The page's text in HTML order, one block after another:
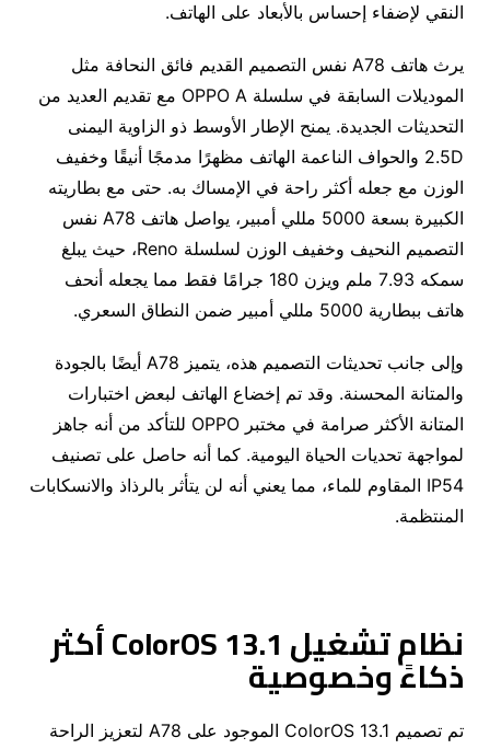
النقي لإضفاء إحساس بالأبعاد على الهاتف.
يرث هاتف A78 نفس التصميم القديم فائق النحافة مثل
الموديلات السابقة في سلسلة OPPO A مع تقديم العديد من
التحديثات الجديدة. يمنح الإطار الأوسط ذو الزاوية اليمنى
2.5D والحواف الناعمة الهاتف مظهرًا مدمجًا أنيقًا وخفيف
الوزن مع جعله أكثر راحة في الإمساك به. حتى مع بطاريته
الكبيرة بسعة 5000 مللي أمبير، يواصل هاتف A78 نفس
التصميم النحيف وخفيف الوزن لسلسلة Reno، حيث يبلغ
سمكه 7.93 ملم ويزن 180 جرامًا فقط مما يجعله أنحف
هاتف ببطارية 5000 مللي أمبير ضمن النطاق السعري.
وإلى جانب تحديثات التصميم هذه، يتميز A78 أيضًا بالجودة
والمتانة المحسنة. وقد تم إخضاع الهاتف لبعض اختبارات
المتانة الأكثر صرامة في مختبر OPPO للتأكد من أنه جاهز
لمواجهة تحديات الحياة اليومية. كما أنه حاصل على تصنيف
IP54 المقاوم للماء، مما يعني أنه لن يتأثر بالرذاذ والانسكابات
المنتظمة.
نظام تشغيل ColorOS 13.1 أكثر
ذكاءً وخصوصية
تم تصميم ColorOS 13.1 الموجود على A78 لتعزيز الراحة